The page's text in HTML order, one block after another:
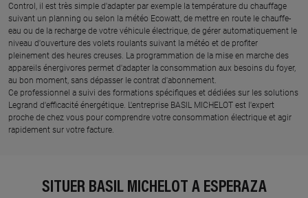
Control, il est très simple d'adapter par exemple la température du chauffage
suivant un planning ou selon la météo Ecowatt, de mettre en route le chauffe-
eau ou de la recharge de votre véhicule électrique, de gérer automatiquement le
niveau d'ouverture des volets roulants suivant la météo et de profiter
pleinement des heures creuses. La programmation de la mise en marche des
appareils énergivores permet d'adapter la consommation aux besoins du foyer,
au bon moment, sans dépasser le contrat d'abonnement.
Ce professionnel a suivi des formations spécifiques et dédiées sur les solutions
Legrand d'efficacité énergétique. L'entreprise BASIL MICHELOT est l'expert
proche de chez vous pour comprendre votre consommation électrique et agir
rapidement sur votre facture.
SITUER BASIL MICHELOT À ESPERAZA